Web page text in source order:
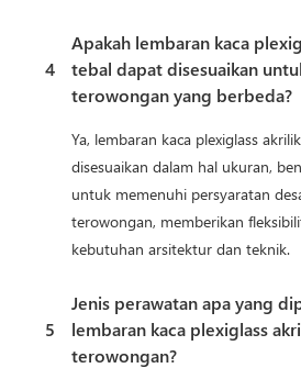
4
Apakah lembaran kaca
tebal dapat disesuaikan
terowongan yang berbeda?
Ya, lembaran kaca plexiglass
disesuaikan dalam hal ukuran,
untuk memenuhi persyaratan
terowongan, memberikan
kebutuhan arsitektur dan teknik.
5
Jenis perawatan apa yang
lembaran kaca plexiglass
terowongan?